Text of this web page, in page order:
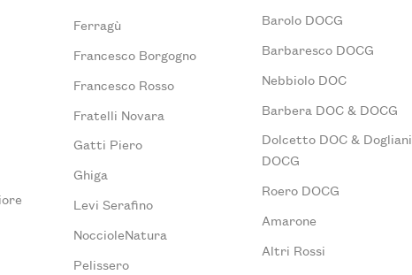
Ferragù
Francesco Borgogno
Francesco Rosso
Fratelli Novara
Gatti Piero
Ghiga
Levi Serafino
NoccioleNatura
Pelissero
Barolo DOCG
Barbaresco DOCG
Nebbiolo DOC
Barbera DOC & DOCG
Dolcetto DOC & Dogliani
DOCG
Roero DOCG
Amarone
Altri Rossi